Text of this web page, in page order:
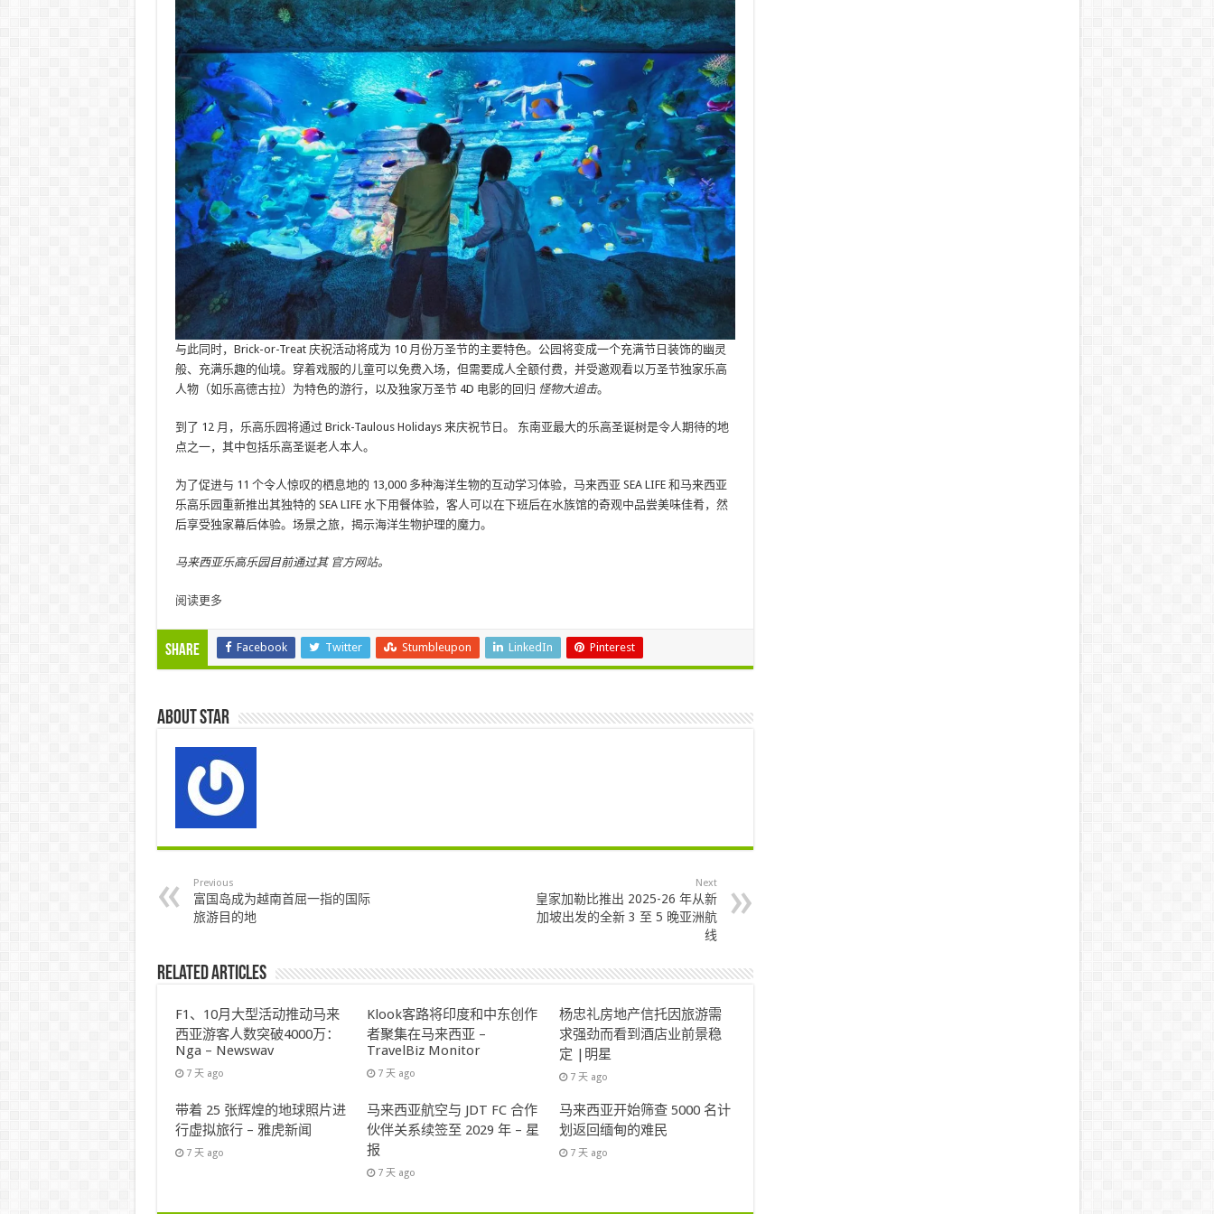
与此同时，Brick-or-Treat 庆祝活动将成为 10 月份万圣节的主要特色。公园将变成一个充满节日装饰的幽灵
般、充满乐趣的仙境。穿着戏服的儿童可以免费入场，但需要成人全额付费，并受邀观看以万圣节独家乐高
人物（如乐高德古拉）为特色的游行，以及独家万圣节 4D 电影的回归 怪物大追击。
到了 12 月，乐高乐园将通过 Brick-Taulous Holidays 来庆祝节日。 东南亚最大的乐高圣诞树是令人期待的地
点之一，其中包括乐高圣诞老人本人。
为了促进与 11 个令人惊叹的栖息地的 13,000 多种海洋生物的互动学习体验，马来西亚 SEA LIFE 和马来西亚
乐高乐园重新推出其独特的 SEA LIFE 水下用餐体验，客人可以在下班后在水族馆的奇观中品尝美味佳肴，然
后享受独家幕后体验。场景之旅，揭示海洋生物护理的魔力。
马来西亚乐高乐园目前通过其 官方网站。
阅读更多
Share Facebook Twitter Stumbleupon LinkedIn Pinterest
About star
Previous
富国岛成为越南首屈一指的国际
旅游目的地
Next
皇家加勒比推出 2025-26 年从新
加坡出发的全新 3 至 5 晚亚洲航
线
Related Articles
F1、10月大型活动推动马来
西亚游客人数突破4000万：
Nga – Newswav
7 天 ago
Klook客路将印度和中东创作
者聚集在马来西亚 –
TravelBiz Monitor
7 天 ago
杨忠礼房地产信托因旅游需
求强劲而看到酒店业前景稳
定 |明星
7 天 ago
带着 25 张辉煌的地球照片进
行虚拟旅行 – 雅虎新闻
7 天 ago
马来西亚航空与 JDT FC 合作
伙伴关系续签至 2029 年 – 星
报
7 天 ago
马来西亚开始筛查 5000 名计
划返回缅甸的难民
7 天 ago